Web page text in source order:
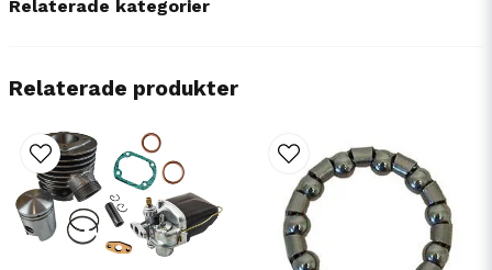
Relaterade kategorier
Relaterade produkter